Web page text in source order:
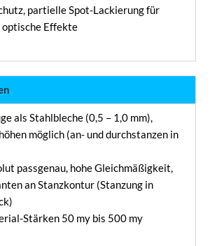
partielle Spot-Lackierung für
Effekte
als Stahlbleche (0,5 – 1,0 mm),
möglich (an- und durchstanzen in
passgenau, hohe Gleichmäßigkeit,
an Stanzkontur (Stanzung in
Stärken 50 my bis 500 my